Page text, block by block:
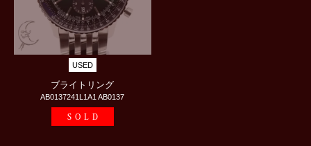
USED
ブライトリング
AB0137241L1A1 AB0137
SOLD